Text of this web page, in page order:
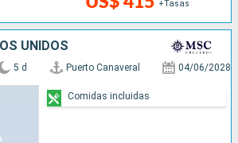
+Tasas
UNIDOS
5 d Puerto Canaveral 04/06/2028
Comidas incluidas